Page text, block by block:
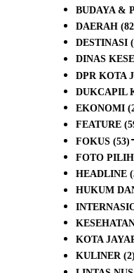
BUDAYA &
DAERAH
DESTINASI
DINAS
DPR KOTA
DUKCAPIL
EKONOMI
FEATURE
FOKUS (53)
FOTO
HEADLINE
HUKUM
KOTA
KULINER (2)